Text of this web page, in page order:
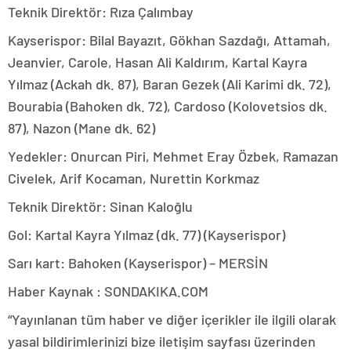
Teknik Direktör: Rıza Çalımbay
Kayserispor: Bilal Bayazıt, Gökhan Sazdağı, Attamah,
Jeanvier, Carole, Hasan Ali Kaldırım, Kartal Kayra
Yılmaz (Ackah dk. 87), Baran Gezek (Ali Karimi dk. 72),
Bourabia (Bahoken dk. 72), Cardoso (Kolovetsios dk.
87), Nazon (Mane dk. 62)
Yedekler: Onurcan Piri, Mehmet Eray Özbek, Ramazan
Civelek, Arif Kocaman, Nurettin Korkmaz
Teknik Direktör: Sinan Kaloğlu
Gol: Kartal Kayra Yılmaz (dk. 77) (Kayserispor)
Sarı kart: Bahoken (Kayserispor) – MERSİN
Haber Kaynak : SONDAKIKA.COM
“Yayınlanan tüm haber ve diğer içerikler ile ilgili olarak
yasal bildirimlerinizi bize iletişim sayfası üzerinden